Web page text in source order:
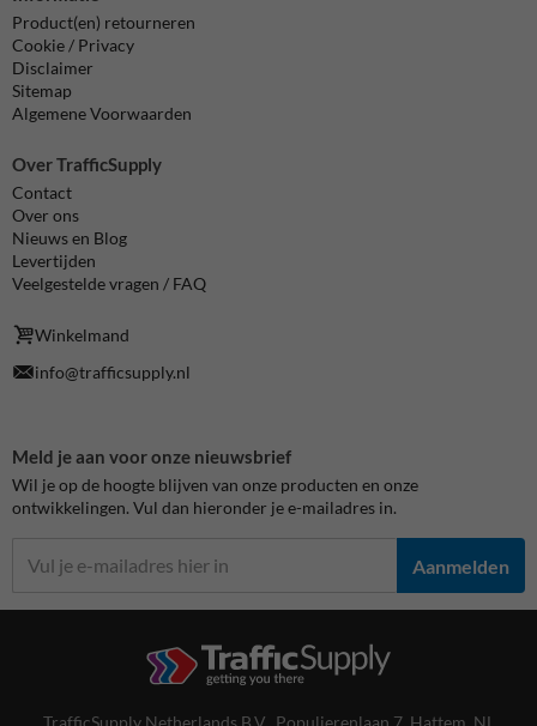
Product(en) retourneren
Cookie / Privacy
Disclaimer
Sitemap
Algemene Voorwaarden
Over TrafficSupply
Contact
Over ons
Nieuws en Blog
Levertijden
Veelgestelde vragen / FAQ
Winkelmand
info@trafficsupply.nl
Meld je aan voor onze nieuwsbrief
Wil je op de hoogte blijven van onze producten en onze
ontwikkelingen. Vul dan hieronder je e-mailadres in.
Aanmelden
TrafficSupply Netherlands B.V., Populierenlaan 7, Hattem, NL